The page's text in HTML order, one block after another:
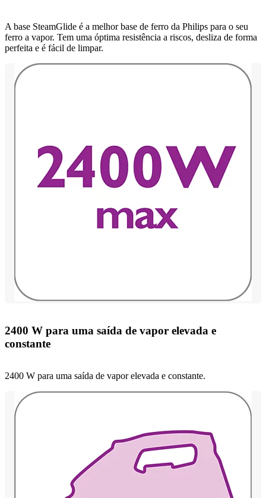
A base SteamGlide é a melhor base de ferro da Philips para o seu
ferro a vapor. Tem uma óptima resistência a riscos, desliza de forma
perfeita e é fácil de limpar.
2400 W para uma saída de vapor elevada e
constante
2400 W para uma saída de vapor elevada e constante.